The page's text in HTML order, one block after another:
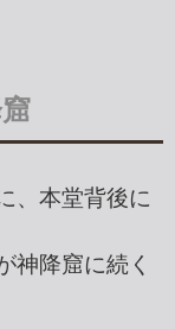
、本堂背後に
神降窟に続く